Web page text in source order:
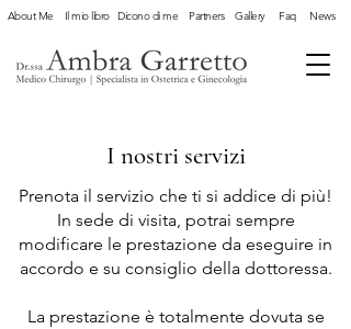
About Me Il mio libro Dicono di me Partners Gallery Faq News
I nostri servizi
Prenota il servizio che ti si addice di più!
In sede di visita, potrai sempre
modificare le prestazione da eseguire in
accordo e su consiglio della dottoressa.
La prestazione è totalmente dovuta se